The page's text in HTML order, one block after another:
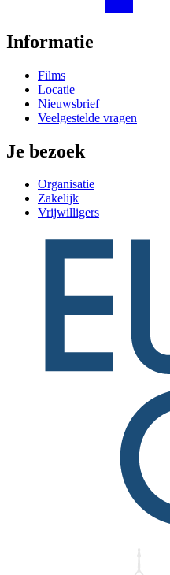
Informatie
Films
Locatie
Nieuwsbrief
Veelgestelde vragen
Je bezoek
Organisatie
Zakelijk
Vrijwilligers